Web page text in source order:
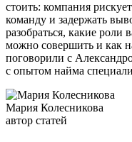
стоить: компания
команду и задержать
разобраться, какие
можно совершить и как
поговорили с
с опытом найма
Мария Колесникова
автор статей